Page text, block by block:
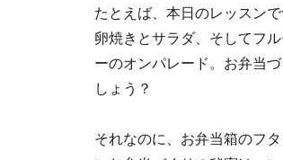
たとえば、本日のレッスン
卵焼きとサラダ、そしてフ
ーのオンパレード。お弁当
しょう？
それなのに、お弁当箱のフ